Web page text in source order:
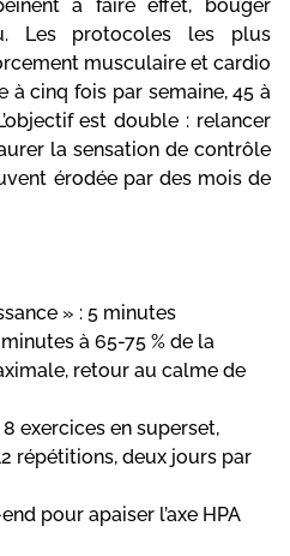
à faire effet, bouger
Les protocoles les plus
musculaire et cardio
à cinq fois par semaine, 45 à
est double : relancer
la sensation de contrôle
érodée par des mois de
» : 5 minutes
à 65-75 % de la
retour au calme de
exercices en superset,
répétitions, deux jours par
pour apaiser l’axe HPA